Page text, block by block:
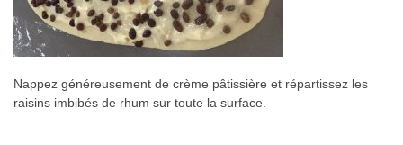
Nappez généreusement de crème pâtissière et répartissez les
raisins imbibés de rhum sur toute la surface.